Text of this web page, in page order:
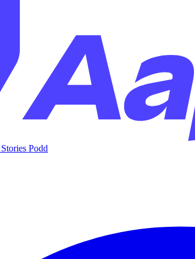
Stories Podd